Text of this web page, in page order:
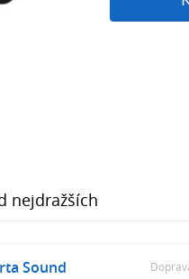
nejdražších
Sound